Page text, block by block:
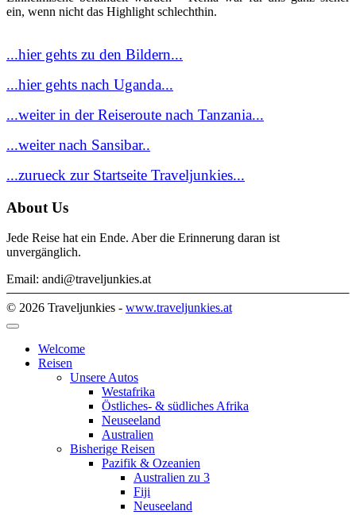
ein, wenn nicht das Highlight schlechthin.
...hier gehts zu den Bildern...
...hier gehts nach Uganda...
...weiter in der Reiseroute nach Tanzania...
...weiter nach Sansibar..
...zurueck zur Startseite Traveljunkies...
About Us
Jede Reise hat ein Ende. Aber die Erinnerung daran ist
unvergänglich.
Email: andi@traveljunkies.at
© 2026 Traveljunkies - www.traveljunkies.at
Welcome
Reisen
Unsere Autos
Westafrika
Östliches- & südliches Afrika
Neuseeland
Australien
Bisherige Reisen
Pazifik & Ozeanien
Australien zu 3
Fiji
Neuseeland